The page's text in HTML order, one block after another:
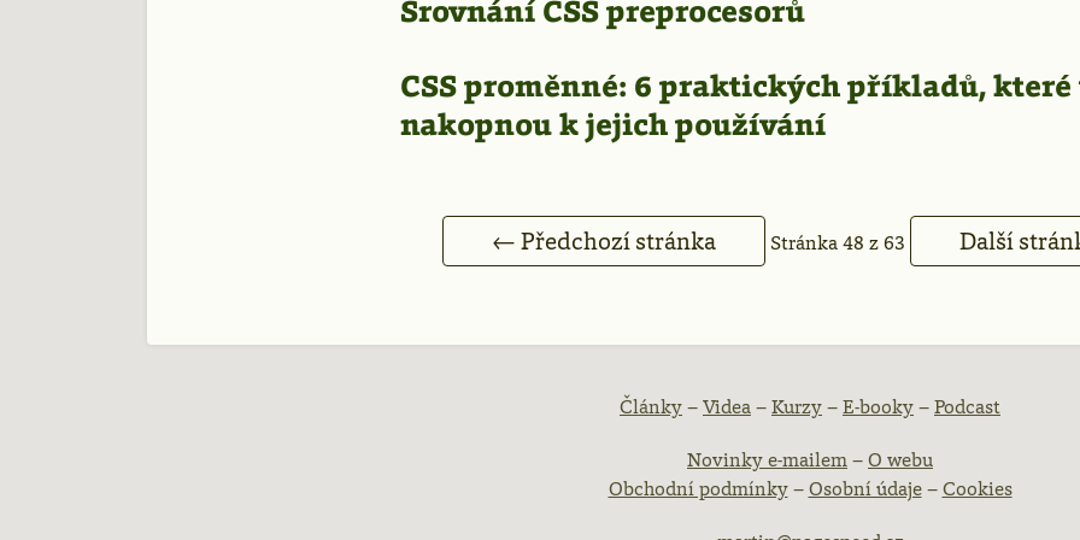
Srovnání CSS preprocesorů
CSS proměnné: 6 praktických příkladů, které
nakopnou k jejich používání
← Předchozí stránka Stránka 48 z 63 Další
Patička
webu
Články–Videa–Kurzy–E-booky–Podcast
Novinky e-mailem–O webu
Obchodní podmínky–Osobní údaje–Cookies